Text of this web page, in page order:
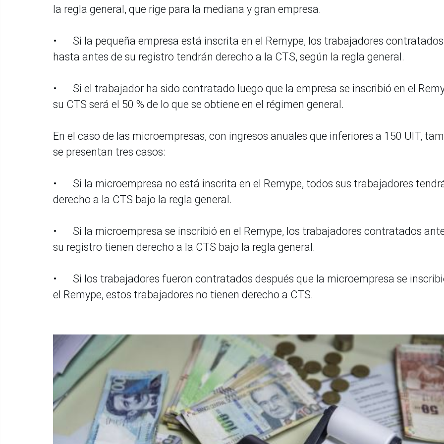
la regla general, que rige para la mediana y gran empresa.
•
Si la pequeña empresa está inscrita en el Remype, los trabajadores contratados
hasta antes de su registro tendrán derecho a la CTS, según la regla general.
•
Si el trabajador ha sido contratado luego que la empresa se inscribió en el
su CTS será el 50 % de lo que se obtiene en el régimen general.
En el caso de las microempresas, con ingresos anuales que inferiores a 150 UIT,
se presentan tres casos:
•
Si la microempresa no está inscrita en el Remype, todos sus trabajadores
derecho a la CTS bajo la regla general.
•
Si la microempresa se inscribió en el Remype, los trabajadores contratados
su registro tienen derecho a la CTS bajo la regla general.
•
Si los trabajadores fueron contratados después que la microempresa se
el Remype, estos trabajadores no tienen derecho a CTS.